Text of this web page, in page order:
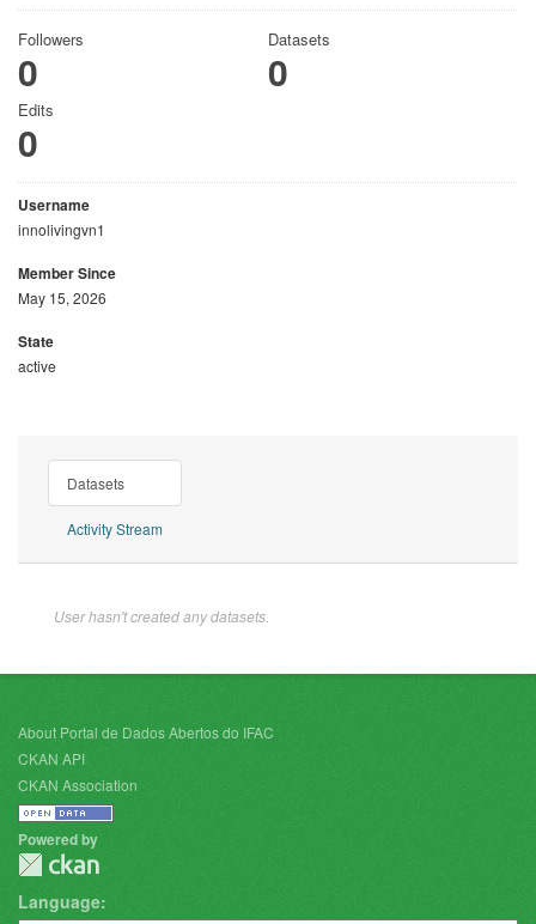
Followers
0
Datasets
0
Edits
0
Username
innolivingvn1
Member Since
May 15, 2026
State
active
Datasets
Activity Stream
User hasn't created any datasets.
About Portal de Dados Abertos do IFAC
CKAN API
CKAN Association
Powered by
Language